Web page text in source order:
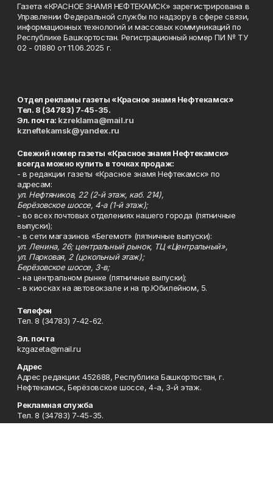
Газета «КРАСНОЕ ЗНАМЯ НЕФТЕКАМСК» зарегистрирована в
Управлении Федеральной службы по надзору в сфере связи,
информационных технологий и массовых коммуникаций по
Республике Башкортостан. Регистрационный номер ПИ № ТУ
02 - 01880 от 11.06.2025 г.
Отдел рекламы газеты «Красное знамя Нефтекамск»
Тел. 8 (34783) 7-45-35.
Эл. почта: kzreklama@mail.ru
kzneftekamsk@yandex.ru
Свежий номер газеты «Красное знамя Нефтекамск»
всегда можно купить в точках продаж:
- в редакции газеты «Красное знамя Нефтекамск» по
адресам:
ул. Нефтяников, 22 (2-й этаж, каб. 214),
Берёзовское шоссе, 4-а (1-й этаж);
- во всех почтовых отделениях нашего города (пятничные
выпуски);
- в сети магазинов «Бегемот» (пятничные выпуски):
ул. Ленина, 26; центральный рынок, ТЦ «Центральный»,
ул. Парковая, 2 (цокольный этаж);
Берёзовское шоссе, 3-в;
- на центральном рынке (пятничные выпуски);
- в киосках на автовокзале и на пр.Юбилейном, 5.
Телефон
Тел. 8 (34783) 7-42-62.
Эл. почта
kzgazeta@mail.ru
Адрес
Адрес редакции: 452688, Республика Башкортостан, г.
Нефтекамск, Берёзовское шоссе, 4-а, 3-й этаж.
Рекламная служба
Тел. 8 (34783) 7-45-35.